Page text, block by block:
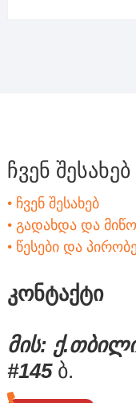
ჩვენ შესახებ
• ჩვენ შესახებ
• გადახდა და
• წესები და
კონტაქტი
მის:
#145ბ.